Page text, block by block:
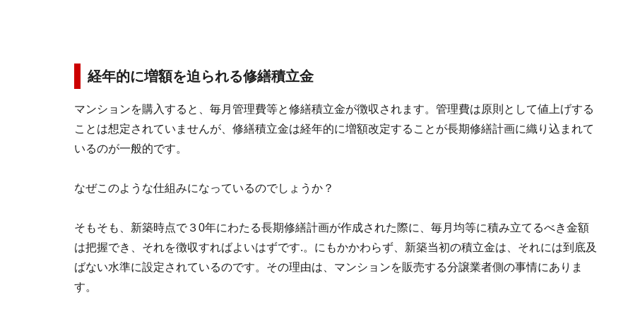
経年的に増額を迫られる修繕積立金
マンションを購入すると、毎月管理費等と修繕積立金が徴収されます。管理費は原則として値上げする
ことは想定されていませんが、修繕積立金は経年的に増額改定することが長期修繕計画に織り込まれて
いるのが一般的です。
なぜこのような仕組みになっているのでしょうか？
そもそも、新築時点で３0年にわたる長期修繕計画が作成された際に、毎月均等に積み立てるべき金額
は把握でき、それを徴収すればよいはずです.。にもかかわらず、新築当初の積立金は、それには到底及
ばない水準に設定されているのです。その理由は、マンションを販売する分譲業者側の事情にありま
す。